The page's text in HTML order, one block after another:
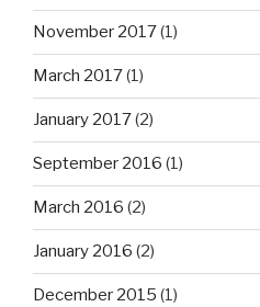
November 2017(1)
March 2017(1)
January 2017(2)
September 2016 (1)
March 2016 (2)
January 2016 (2)
December 2015 (1)